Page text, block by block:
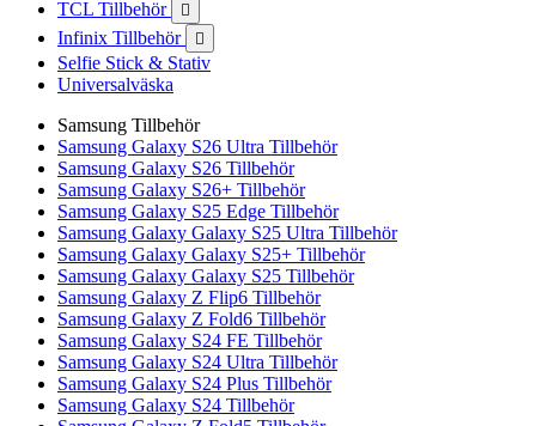
TCL Tillbehör

Infinix Tillbehör 
Selfie Stick & Stativ
Universalväska
Samsung Tillbehör
Samsung Galaxy S26 Ultra Tillbehör
Samsung Galaxy S26 Tillbehör
Samsung Galaxy S26+ Tillbehör
Samsung Galaxy S25 Edge Tillbehör
Samsung Galaxy Galaxy S25 Ultra Tillbehör
Samsung Galaxy Galaxy S25+ Tillbehör
Samsung Galaxy Galaxy S25 Tillbehör
Samsung Galaxy Z Flip6 Tillbehör
Samsung Galaxy Z Fold6 Tillbehör
Samsung Galaxy S24 FE Tillbehör
Samsung Galaxy S24 Ultra Tillbehör
Samsung Galaxy S24 Plus Tillbehör
Samsung Galaxy S24 Tillbehör